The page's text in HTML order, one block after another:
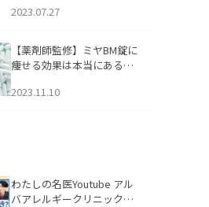
2023.07.27
【薬剤師監修】ミヤBM錠に
痩せる効果は本当にある
2023.11.10
わたしの名医Youtube アル
バアレルギークリニック札